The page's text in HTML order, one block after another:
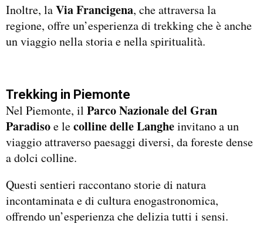
Inoltre, laVia Francigena, che attraversa la
regione, offre un’esperienza di trekking che è anche
un viaggio nella storia e nella spiritualità.
Trekking in Piemonte
Nel Piemonte, il Parco Nazionale del Gran
Paradisoe lecolline delle Langheinvitano a un
viaggio attraverso paesaggi diversi, da foreste dense
a dolci colline.
Questi sentieri raccontano storie di natura
incontaminata e di cultura enogastronomica,
offrendo un’esperienza che delizia tutti i sensi.